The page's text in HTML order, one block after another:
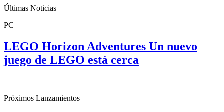
Últimas Noticias
PC
LEGO Horizon Adventures Un nuevo
juego de LEGO está cerca
Próximos Lanzamientos